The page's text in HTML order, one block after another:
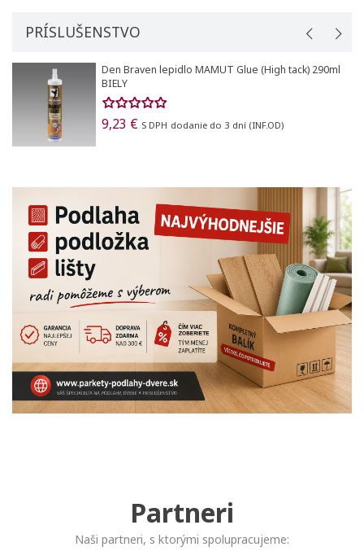
PRÍSLUŠENSTVO
Den Braven lepidlo MAMUT Glue (High tack) 290ml
BIELY
9,23 € S DPH dodanie do 3 dní (INF.OD)
Partneri
Naši partneri, s ktorými spolupracujeme: